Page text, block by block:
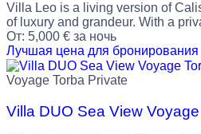
Villa Leo is a living version of
of luxury and grandeur. With a
От: 5,000 € за ночь
Лучшая цена для бронирования
Voyage Torba Private
Villa DUO Sea View